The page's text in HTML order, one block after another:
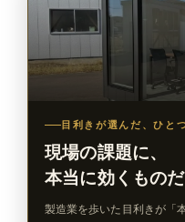
目利きが選んだ、ひとつ
現場の課題に、
本当に効くものだ
製造業を歩いた目利きが「